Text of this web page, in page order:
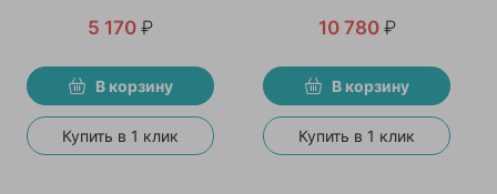
5 170 ₽
В корзину
Купить в 1 клик
10 780 ₽
В корзину
Купить в 1 клик